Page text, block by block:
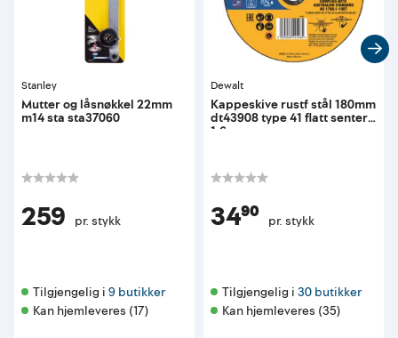
Stanley
Mutter og låsnøkkel 22mm
m14 sta sta37060
259 pr. stykk
Tilgjengelig i 9 butikker
Kan hjemleveres (17)
Dewalt
Kappeskive rustf stål 180mm
dt43908 type 41 flatt senter
1,6mm
34⁹⁰ pr. stykk
Tilgjengelig i 30 butikker
Kan hjemleveres (35)